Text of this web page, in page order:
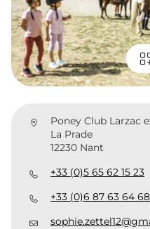
Poney Club Larzac
La Prade
12230 Nant
+33 (0)5 65 62 15 23
+33 (0)6 87 63 64 68